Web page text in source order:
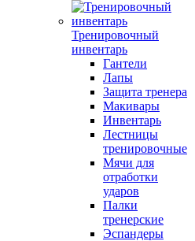
Тренировочный
инвентарь
Гантели
Лапы
Защита тренера
Макивары
Инвентарь
Лестницы
тренировочные
Мячи для
отработки
ударов
Палки
тренерские
Эспандеры